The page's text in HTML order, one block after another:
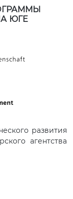
ЮГЕ
развития
агентства